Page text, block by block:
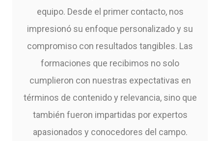
equipo. Desde el primer contacto, nos
impresionó su enfoque personalizado y su
compromiso con resultados tangibles. Las
formaciones que recibimos no solo
cumplieron con nuestras expectativas en
términos de contenido y relevancia, sino que
también fueron impartidas por expertos
apasionados y conocedores del campo.